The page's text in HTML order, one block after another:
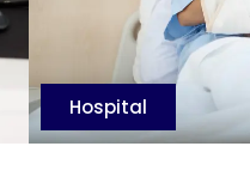
Hospital